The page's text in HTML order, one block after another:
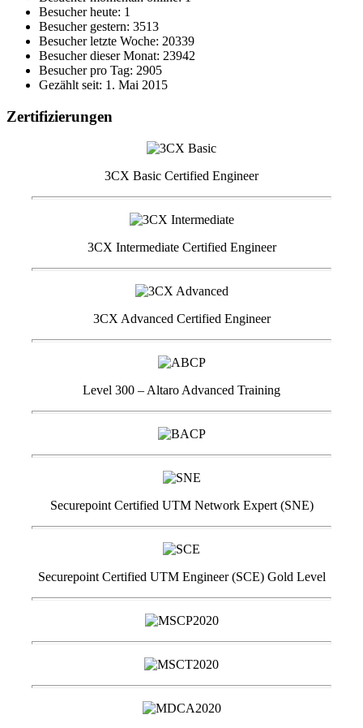
Besucher heute: 1
Besucher gestern: 3513
Besucher letzte Woche: 20339
Besucher dieser Monat: 23942
Besucher pro Tag: 2905
Gezählt seit: 1. Mai 2015
Zertifizierungen
3CX Basic Certified Engineer
3CX Intermediate Certified Engineer
3CX Advanced Certified Engineer
Level 300 – Altaro Advanced Training
Securepoint Certified UTM Network Expert (SNE)
Securepoint Certified UTM Engineer (SCE) Gold Level